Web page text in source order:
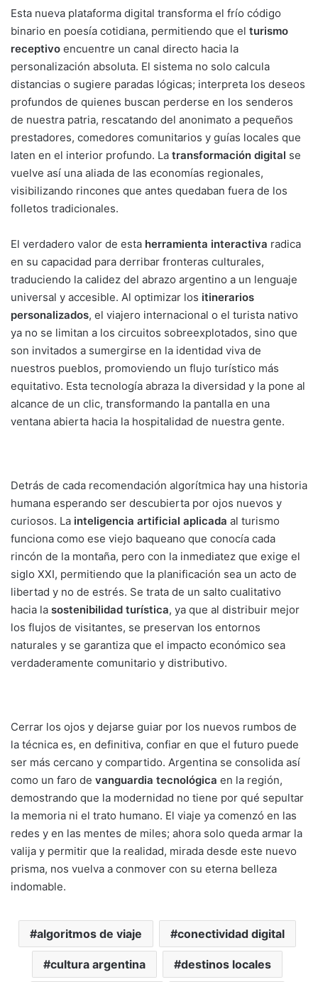
Esta nueva plataforma digital transforma el frío código
binario en poesía cotidiana, permitiendo que el turismo
receptivo encuentre un canal directo hacia la
personalización absoluta. El sistema no solo calcula
distancias o sugiere paradas lógicas; interpreta los deseos
profundos de quienes buscan perderse en los senderos
de nuestra patria, rescatando del anonimato a pequeños
prestadores, comedores comunitarios y guías locales que
laten en el interior profundo. La transformación digital se
vuelve así una aliada de las economías regionales,
visibilizando rincones que antes quedaban fuera de los
folletos tradicionales.
El verdadero valor de esta herramienta interactiva radica
en su capacidad para derribar fronteras culturales,
traduciendo la calidez del abrazo argentino a un lenguaje
universal y accesible. Al optimizar los itinerarios
personalizados, el viajero internacional o el turista nativo
ya no se limitan a los circuitos sobreexplotados, sino que
son invitados a sumergirse en la identidad viva de
nuestros pueblos, promoviendo un flujo turístico más
equitativo. Esta tecnología abraza la diversidad y la pone al
alcance de un clic, transformando la pantalla en una
ventana abierta hacia la hospitalidad de nuestra gente.
Detrás de cada recomendación algorítmica hay una historia
humana esperando ser descubierta por ojos nuevos y
curiosos. La inteligencia artificial aplicada al turismo
funciona como ese viejo baqueano que conocía cada
rincón de la montaña, pero con la inmediatez que exige el
siglo XXI, permitiendo que la planificación sea un acto de
libertad y no de estrés. Se trata de un salto cualitativo
hacia la sostenibilidad turística, ya que al distribuir mejor
los flujos de visitantes, se preservan los entornos
naturales y se garantiza que el impacto económico sea
verdaderamente comunitario y distributivo.
Cerrar los ojos y dejarse guiar por los nuevos rumbos de
la técnica es, en definitiva, confiar en que el futuro puede
ser más cercano y compartido. Argentina se consolida así
como un faro de vanguardia tecnológica en la región,
demostrando que la modernidad no tiene por qué sepultar
la memoria ni el trato humano. El viaje ya comenzó en las
redes y en las mentes de miles; ahora solo queda armar la
valija y permitir que la realidad, mirada desde este nuevo
prisma, nos vuelva a conmover con su eterna belleza
indomable.
algoritmos de viaje conectividad digital
cultura argentina destinos locales